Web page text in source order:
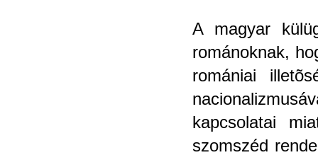
A magyar
románoknak,
romániai
kapcsolatai
szomszéd